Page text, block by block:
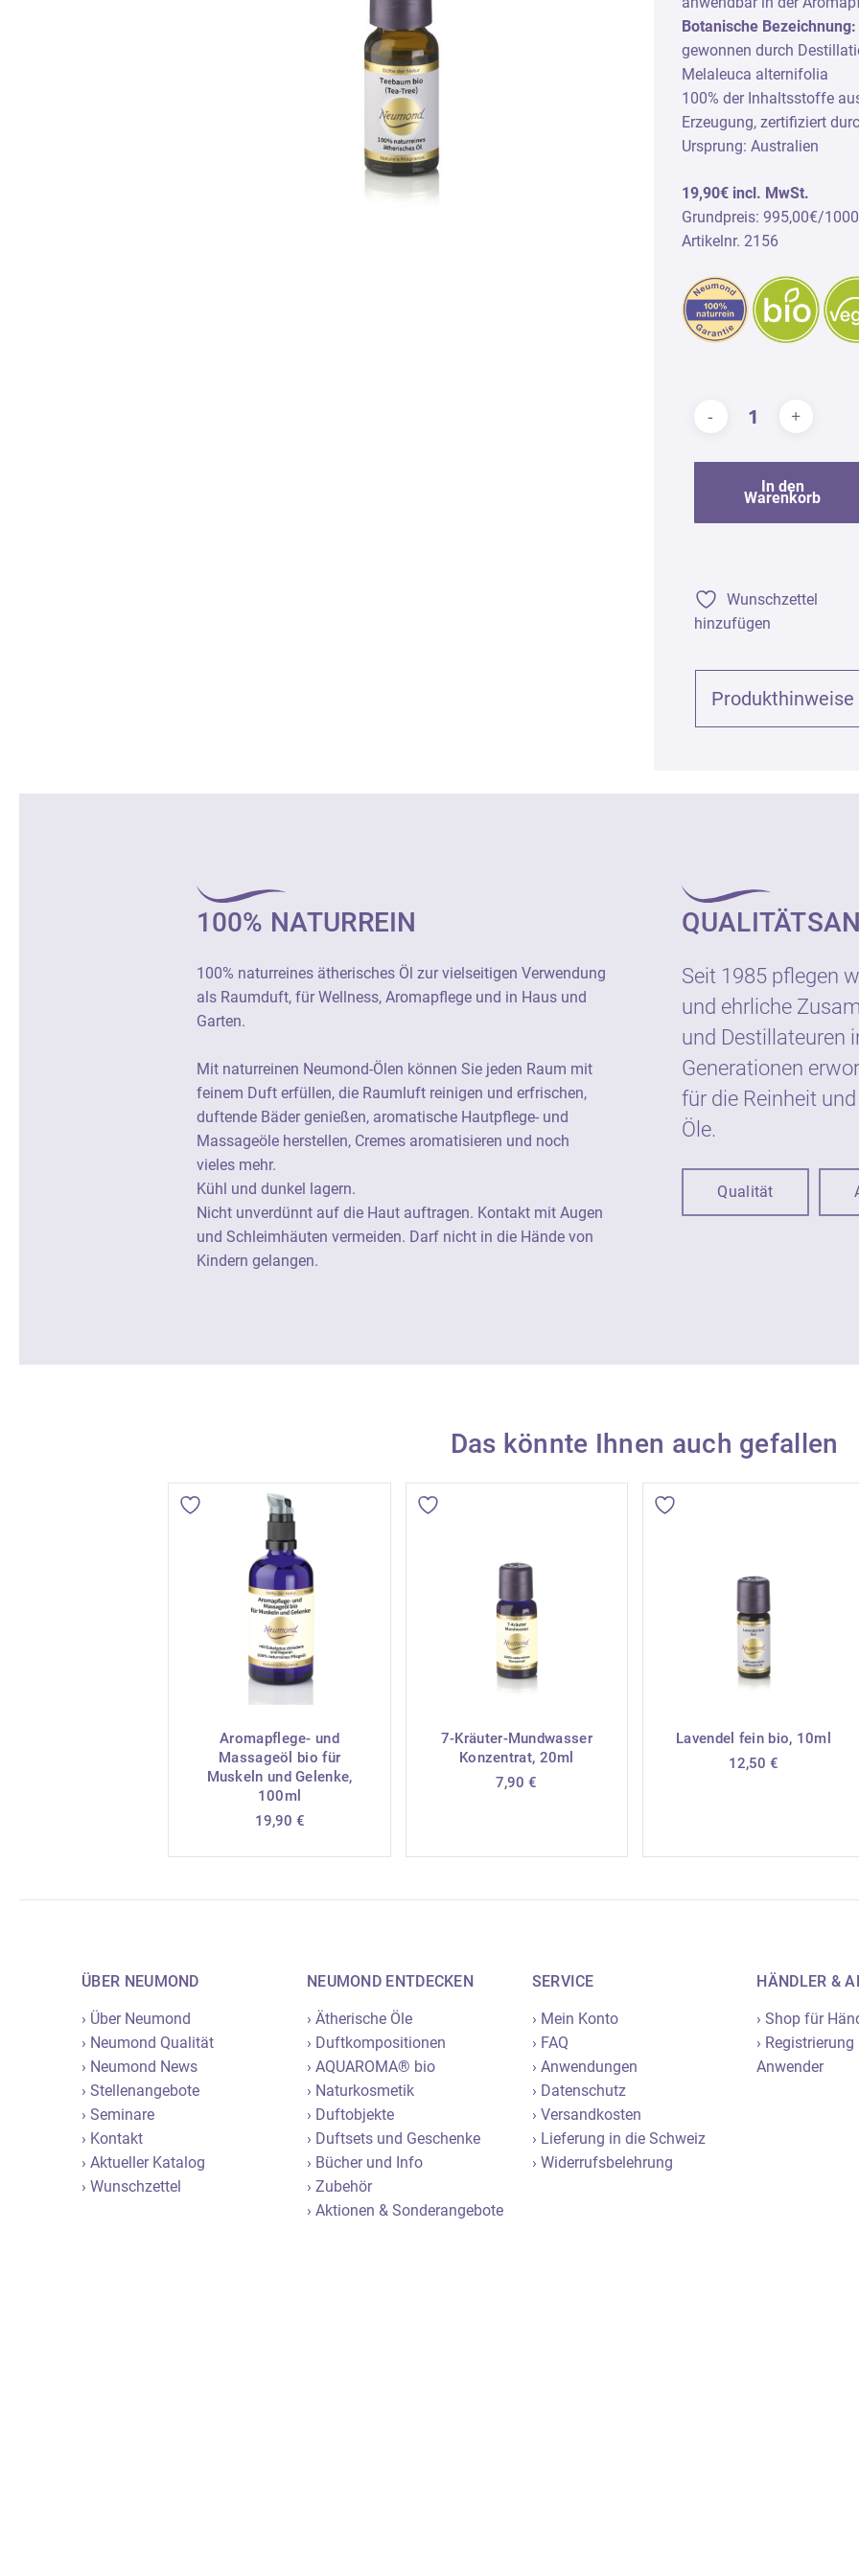
Badedüfte
Mundpflege
Engelslicht Naturparfum
Duftvliese
Botanische
gewonnen durch
Melaleuca alternifolia
100% der Inhaltsstoffe
Erzeugung, zertifiziert
Ursprung: Australien
19,90€ incl. MwSt.
Grundpreis: 995,00€/
Artikelnr. 2156
In den
Warenkorb
Wunschzettel
hinzufügen
Teebaum (Tea-Tree)
Verwendung als
und in Haus und Garten.
Nicht unverdünnt auf
Augen und
Hände von Kindern
Ätherische Öle von
(=unverfälscht) und
definierten
über eine besonders
Ätherische Öle von
auf der Haut und
in der Regel in
Ätherische Öle sind
sachgemäß
sich daher über die für
Verwendungszweck
Signalwort: Gefahr
Kann bei Verschlucken
Erbrechen
langfristiger Wirkung.
100% NATURREIN
100% naturreines ätherisches Öl zur vielseitigen Verwendung
als Raumduft, für Wellness, Aromapflege und in Haus und
Garten.
Mit naturreinen Neumond-Ölen können Sie jeden Raum mit
feinem Duft erfüllen, die Raumluft reinigen und erfrischen,
duftende Bäder genießen, aromatische Hautpflege- und
Massageöle herstellen, Cremes aromatisieren und noch
vieles mehr.
Kühl und dunkel lagern.
Nicht unverdünnt auf die Haut auftragen. Kontakt mit Augen
und Schleimhäuten vermeiden. Darf nicht in die Hände von
Kindern gelangen.
Seit 1985 pflegen
und ehrliche
und Destillateuren
Generationen
für die Reinheit
Öle.
Qualität
Das könnte Ihnen auch gefallen
Aromapflege- und
Massageöl bio für
Muskeln und Gelenke,
100ml
19,90 €
7-Kräuter-Mundwasser
Konzentrat, 20ml
7,90€
Lavendel fein bio, 10ml
12,50€
ÜBER NEUMOND
› Über Neumond
› Neumond Qualität
› Neumond News
› Stellenangebote
› Seminare
› Kontakt
› Aktueller Katalog
› Wunschzettel
NEUMOND ENTDECKEN
› Ätherische Öle
› Duftkompositionen
› AQUAROMA® bio
› Naturkosmetik
› Duftobjekte
› Duftsets und Geschenke
› Bücher und Info
› Zubehör
› Aktionen & Sonderangebote
SERVICE
› Mein Konto
› FAQ
› Anwendungen
› Datenschutz
› Versandkosten
› Lieferung in die Schweiz
› Widerrufsbelehrung
HÄNDLER &
› Shop für
›
Anwender